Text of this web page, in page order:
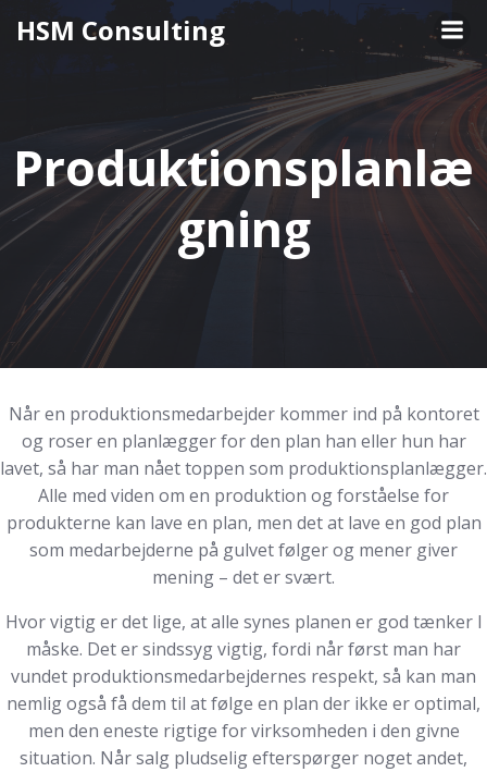
Videre
HSM Consulting
Produktionsplanlæ
gning
Når en produktionsmedarbejder kommer ind på kontoret
og roser en planlægger for den plan han eller hun har
lavet, så har man nået toppen som produktionsplanlægger.
Alle med viden om en produktion og forståelse for
produkterne kan lave en plan, men det at lave en god plan
som medarbejderne på gulvet følger og mener giver
mening – det er svært.
Hvor vigtig er det lige, at alle synes planen er god tænker I
måske. Det er sindssyg vigtig, fordi når først man har
vundet produktionsmedarbejdernes respekt, så kan man
nemlig også få dem til at følge en plan der ikke er optimal,
men den eneste rigtige for virksomheden i den givne
situation. Når salg pludselig efterspørger noget andet,